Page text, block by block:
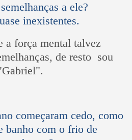
a ele?
inexistentes.
a força mental talvez
de resto sou
começaram cedo, como
banho com o frio de